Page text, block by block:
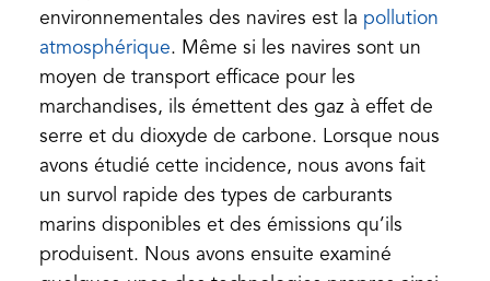
environnementales des navires est la pollution
atmosphérique(opens
in
a
new
tab)
. Même si les navires sont un
moyen de transport efficace pour les
marchandises, ils émettent des gaz à effet de
serre et du dioxyde de carbone. Lorsque nous
avons étudié cette incidence, nous avons fait
un survol rapide des types de carburants
marins disponibles et des émissions qu’ils
produisent. Nous avons ensuite examiné